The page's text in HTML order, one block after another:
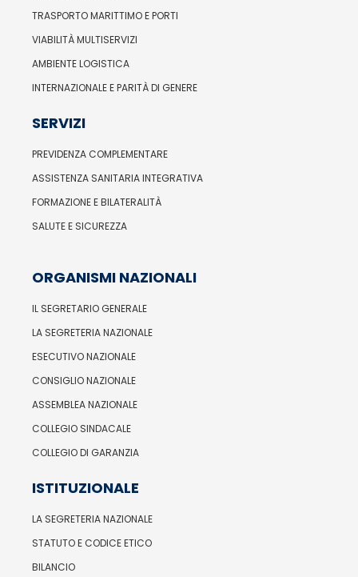
TRASPORTO MARITTIMO E PORTI
VIABILITÀ MULTISERVIZI
AMBIENTE LOGISTICA
INTERNAZIONALE E PARITÀ DI GENERE
SERVIZI
PREVIDENZA COMPLEMENTARE
ASSISTENZA SANITARIA INTEGRATIVA
FORMAZIONE E BILATERALITÀ
SALUTE E SICUREZZA
ORGANISMI NAZIONALI
IL SEGRETARIO GENERALE
LA SEGRETERIA NAZIONALE
ESECUTIVO NAZIONALE
CONSIGLIO NAZIONALE
ASSEMBLEA NAZIONALE
COLLEGIO SINDACALE
COLLEGIO DI GARANZIA
ISTITUZIONALE
LA SEGRETERIA NAZIONALE
STATUTO E CODICE ETICO
BILANCIO